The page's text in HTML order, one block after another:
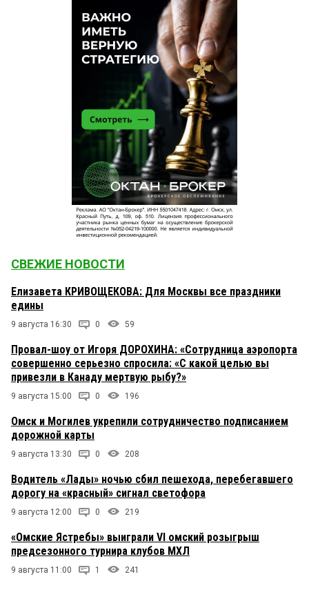
СВЕЖИЕ НОВОСТИ
Елизавета КРИВОЩЕКОВА: Для Москвы все праздники
едины
9 августа 16:30 0 59
Провал-шоу от Игоря ДОРОХИНА: «Сотрудница аэропорта
совершенно серьезно спросила: «С какой целью вы
привезли в Канаду мертвую рыбу?»
9 августа 15:00 0 196
Омск и Могилев укрепили сотрудничество подписанием
дорожной карты
9 августа 13:30 0 208
Водитель «Лады» ночью сбил пешехода, перебегавшего
дорогу на «красный» сигнал светофора
9 августа 12:00 0 219
«Омские Ястребы» выиграли VI омский розыгрыш
предсезонного турнира клубов МХЛ
9 августа 11:00 1 241